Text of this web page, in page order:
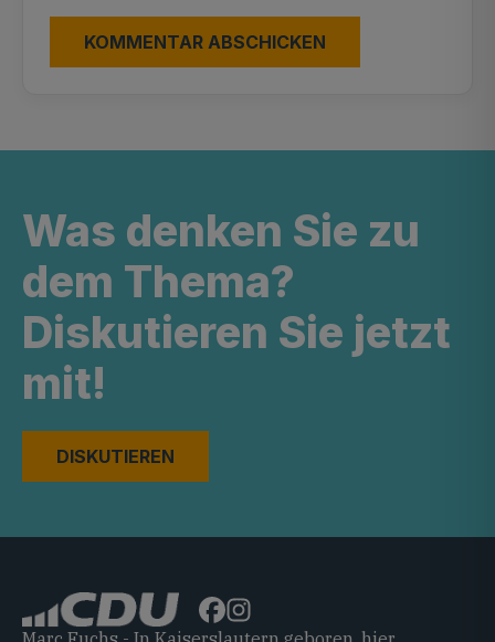
Was denken Sie zu
dem Thema?
Diskutieren Sie jetzt
mit!
DISKUTIEREN